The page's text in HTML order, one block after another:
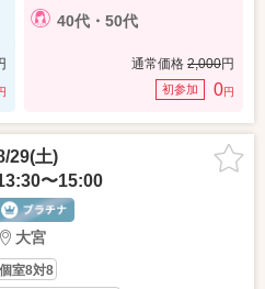
40代・50代
通常価格 2,000円
初参加 0円
29(土)
〜15:00
大宮
個室8対8